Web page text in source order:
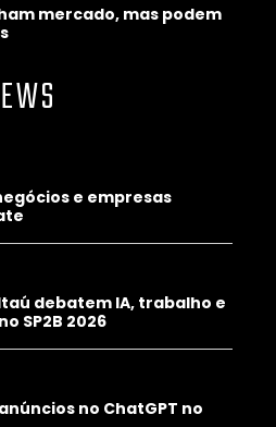
mercado, mas podem
e empresas
debatem IA, trabalho e
SP2B 2026
no ChatGPT no